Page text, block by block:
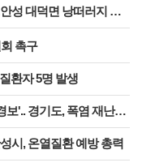
위 1톤 트럭 운전자 안전 구조
촉구
환자 5명 발생
안전대책본부 비상 2단계 대응 강화
시, 온열질환 예방 총력